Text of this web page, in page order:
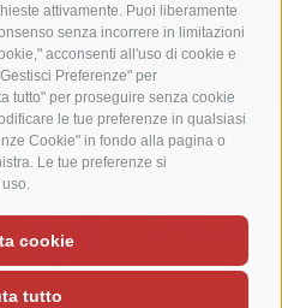
attivamente. Puoi liberamente
senza incorrere in limitazioni
acconsenti all'uso di cookie e
Preferenze" per
tutto" per proseguire senza cookie
le tue preferenze in qualsiasi
Cookie" in fondo alla pagina o
Le tue preferenze si
cookie
tutto
COOKIES